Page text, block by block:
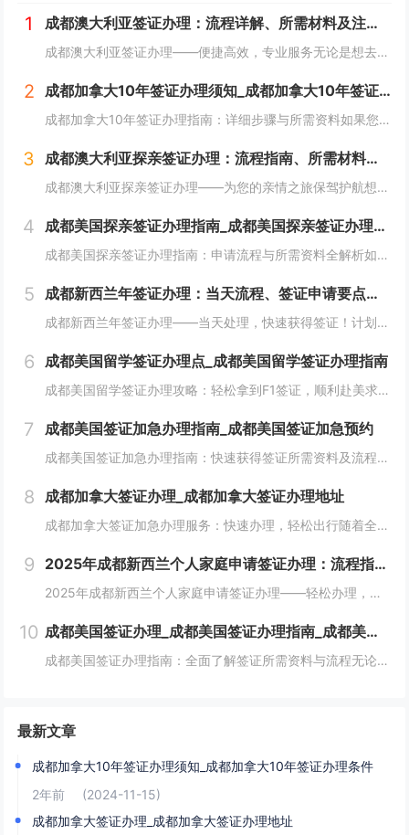
1 成都澳大利亚签证办理：流程详解、所需材料及注意事项
成都澳大利亚签证办理——便捷高效，专业服务无论是想去澳大利亚旅游、留学，还是工作，我们都能为您提供全方位的签证办理服务！成都澳大利亚签证办理专家团队，致力于为您提供专业、便捷、快速的签证申请服务，确保您的澳大利亚之行顺利进行。为什么选择我们...
2 成都加拿大10年签证办理须知_成都加拿大10年签证办理条件
成都加拿大10年签证办理指南：详细步骤与所需资料如果您计划前往加拿大长期居留或频繁往返，办理加拿大10年签证是一个理想选择。成都的申请人可以通过正规渠道办理此类签证，本文将为您详细介绍办理加拿大10年签证的必要步骤及所需材料，帮助您顺利获得...
3 成都澳大利亚探亲签证办理：流程指南、所需材料及申请注意事项
成都澳大利亚探亲签证办理——为您的亲情之旅保驾护航想要探望在澳大利亚的亲朋好友？办理成都澳大利亚探亲签证，轻松解决您的签证问题，让您和家人团聚在澳洲！我们的专业团队提供全程指导，确保您顺利通过签证审批，快速获得澳大利亚探亲签证，让您放心享受...
4 成都美国探亲签证办理指南_成都美国探亲签证办理机构
成都美国探亲签证办理指南：申请流程与所需资料全解析如果您的亲朋好友在美国，并计划前往探亲，办理美国探亲签证（B2签证）是必不可少的一步。成都的申请者可以通过当地美国领事馆申请美国探亲签证。本文将为您详细介绍成都美国探亲签证的办理流程及所需资...
5 成都新西兰年签证办理：当天流程、签证申请要点及快速办理服务
成都新西兰年签证办理——当天处理，快速获得签证！计划前往新西兰短期访问、商务出行或家庭旅游？办理成都新西兰年签证当天办理，让您无需等待，迅速完成签证申请，立即安排您的出行计划！无论是个人还是家庭旅行，我们提供高效、便捷的签证办理服务，确保您...
6 成都美国留学签证办理点_成都美国留学签证办理指南
成都美国留学签证办理攻略：轻松拿到F1签证，顺利赴美求学留学美国是许多中国学生的梦想，而成功获得美国留学签证（F1签证）则是实现这一梦想的关键。对于计划赴美留学的成都学生，提前了解并准备好签证所需材料非常重要。本文将详细介绍成都美国留学签证...
7 成都美国签证加急办理指南_成都美国签证加急预约
成都美国签证加急办理指南：快速获得签证所需资料及流程无论是因商务出差、紧急家庭事务，还是计划在短时间内赴美，成都的美国签证加急办理服务为您提供了便捷的解决方案。本文将为您详细解析如何进行美国签证的加急办理，以及相关的所需材料和注意事项。一、...
8 成都加拿大签证办理_成都加拿大签证办理地址
成都加拿大签证加急办理服务：快速办理，轻松出行随着全球旅行和商务交流的日益频繁，许多人选择到加拿大旅游、学习或工作。为了满足不同客户的需求，成都的加拿大签证加急办理服务为急需签证的申请人提供了便捷高效的解决方案。本文将为您详细介绍成都加拿大...
9 2025年成都新西兰个人家庭申请签证办理：流程指南、必要材料及家庭签证申请细节
2025年成都新西兰个人家庭申请签证办理——轻松办理，畅游新西兰！计划与家人一起前往新西兰旅游、探亲或长期居住？办理成都新西兰个人家庭申请签证，让您的家庭出行更加便捷！2025年新西兰签证政策变化不大，但我们依然能为您提供最新的信息和最专业...
10 成都美国签证办理_成都美国签证办理指南_成都美国签证办理所需资料
成都美国签证办理指南：全面了解签证所需资料与流程无论是商务、旅游还是留学目的，申请美国签证时必须遵循一定的流程并准备相关材料。针对在成都办理美国签证的申请人，本文将为您详细介绍办理流程及签证所需资料，助您顺利拿到签证。一、签证类别选择首先，...
最新文章
成都加拿大10年签证办理须知_成都加拿大10年签证办理条件
2年前
(2024-11-15)
成都加拿大签证办理_成都加拿大签证办理地址